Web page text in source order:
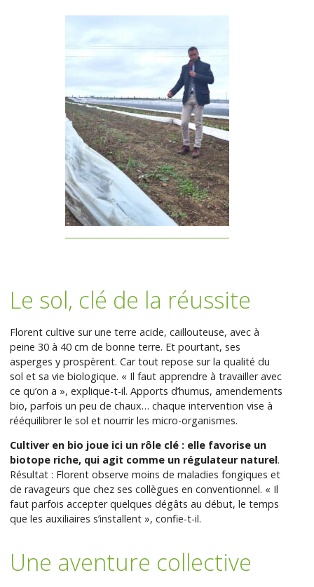
Le sol, clé de la réussite
Florent cultive sur une terre acide, caillouteuse, avec à
peine 30 à 40 cm de bonne terre. Et pourtant, ses
asperges y prospèrent. Car tout repose sur la qualité du
sol et sa vie biologique. « Il faut apprendre à travailler avec
ce qu’on a », explique-t-il. Apports d’humus, amendements
bio, parfois un peu de chaux… chaque intervention vise à
rééquilibrer le sol et nourrir les micro-organismes.
Cultiver en bio joue ici un rôle clé : elle favorise un
biotope riche, qui agit comme un régulateur naturel.
Résultat : Florent observe moins de maladies fongiques et
de ravageurs que chez ses collègues en conventionnel. « Il
faut parfois accepter quelques dégâts au début, le temps
que les auxiliaires s’installent », confie-t-il.
Une aventure collective